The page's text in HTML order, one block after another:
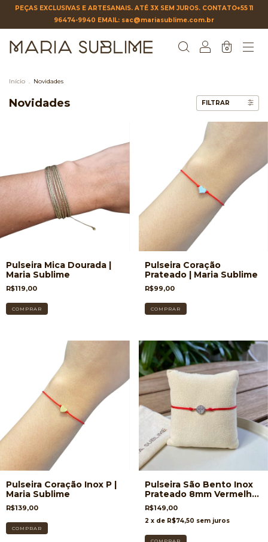
PEÇAS EXCLUSIVAS E ARTESANAIS. ATÉ 3X SEM JUROS. CONTATO+55 11
96474-9940 EMAIL: sac@mariasublime.com.br
0
Início . Novidades
Novidades FILTRAR
Pulseira Mica Dourada |
Maria Sublime
R$119,00
Pulseira Coração
Prateado | Maria Sublime
R$99,00
Pulseira Coração Inox P |
Maria Sublime
R$139,00
Pulseira São Bento Inox
Prateado 8mm Vermelho
| Maria Sublime
R$149,00
2 x de R$74,50 sem juros